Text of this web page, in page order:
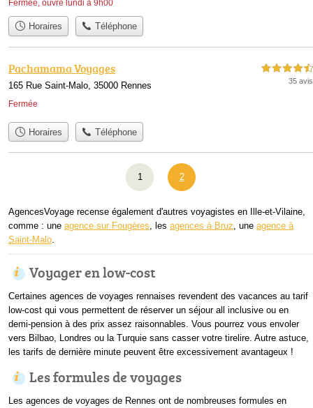
Fermée, ouvre lundi à 9h00
Horaires Téléphone
Pachamama Voyages
165 Rue Saint-Malo, 35000 Rennes
Fermée
4,5 étoiles sur 5
35 avis
Horaires Téléphone
1 2
AgencesVoyage recense également d'autres voyagistes en Ille-et-Vilaine,
comme : une agence sur Fougères , les agences à Bruz , une agence à
Saint-Malo
Voyager en low-cost
Certaines agences de voyages rennaises revendent des vacances au tarif
low-cost qui vous permettent de réserver un séjour all inclusive ou en
demi-pension à des prix assez raisonnables. Vous pourrez vous envoler
vers Bilbao, Londres ou la Turquie sans casser votre tirelire. Autre astuce,
les tarifs de dernière minute peuvent être excessivement avantageux !
Les formules de voyages
Les agences de voyages de Rennes ont de nombreuses formules en